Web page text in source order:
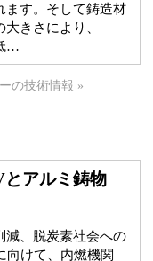
ます。そして鋳造材
きさにより、
…
の技術情報 »
アルミ鋳物
減、脱炭素社会への
向けて、内燃機関